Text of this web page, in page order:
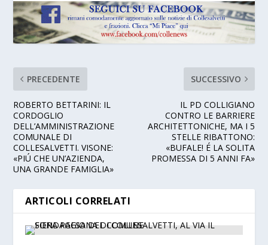
PRECEDENTE
ROBERTO BETTARINI: IL
CORDOGLIO
DELL’AMMINISTRAZIONE
COMUNALE DI
COLLESALVETTI. VISONE:
«PIÚ CHE UN’AZIENDA,
UNA GRANDE FAMIGLIA»
SUCCESSIVO
IL PD COLLIGIANO
CONTRO LE BARRIERE
ARCHITETTONICHE, MA I 5
STELLE RIBATTONO:
«BUFALE! É LA SOLITA
PROMESSA DI 5 ANNI FA»
ARTICOLI CORRELATI